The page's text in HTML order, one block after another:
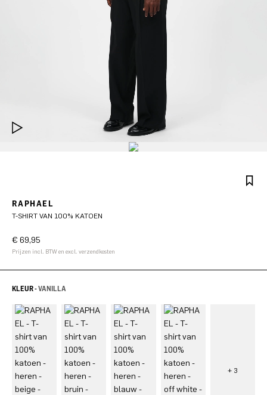
RAPHAEL
T-SHIRT VAN 100% KATOEN
€ 69,95
Prijzen incl. BTW en excl. verzendkosten
KLEUR -VANILLA